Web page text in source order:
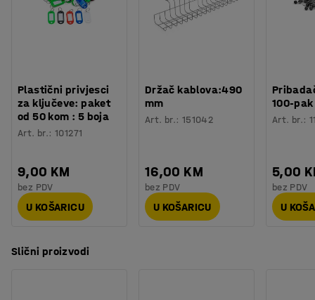
Procjena vremena
2,01
Plastični privjesci
za ključeve: paket
od 50 kom : 5 boja
Art. br.:101271
9,00 KM
bez PDV
U KOŠARICU
Držač kablova:490
mm
Art. br.: 151042
16,00 KM
bez PDV
U KOŠARICU
100-pak
Art. br.:
5,00
bez PDV
U
Slični proizvodi